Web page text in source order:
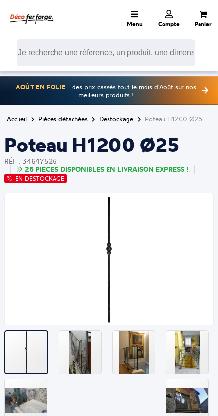
Menu Compte Panier
AOÛT EN FOLIE : des prix cassés tout le mois d'Août sur nos
meilleurs produits !
Accueil Pièces détachées Destockage Poteau H1200 Ø25
Poteau H1200 Ø25
RÉF : 34647526
26 PIÈCES DISPONIBLES EN LIVRAISON EXPRESS !
EN DESTOCKAGE